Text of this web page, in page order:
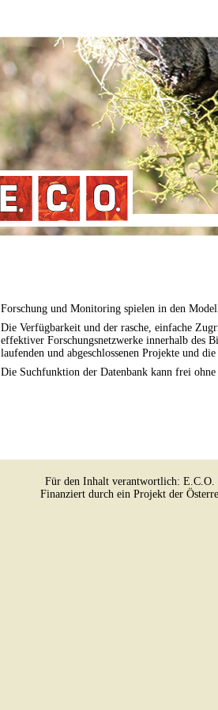
Forschung und Monitoring spielen in den
Die Verfügbarkeit und der rasche, einfache
effektiver Forschungsnetzwerke innerhalb des
laufenden und abgeschlossenen Projekte und
Die Suchfunktion der Datenbank kann frei
Für den Inhalt verantwortlich:
Finanziert durch ein Projekt der